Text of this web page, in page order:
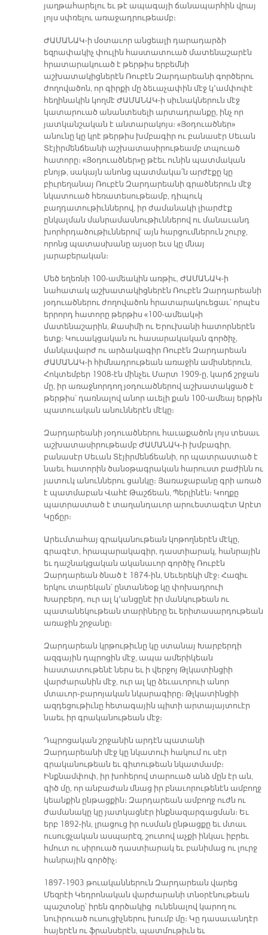
յաղթահարելու եւ թէ ապագայի ճանապարհին վրայ
լոյս սփռելու առաջադրութեամբ։
ԺԱՄԱՆԱԿ-ի մօտաւոր անցեալի դարադարձի
եզրափակիչ փուլին հաստատուած մատենաշարէն
հրատարակուած է թերթիս երբեմնի
աշխատակիցներէն Ռուբէն Զարդարեանի գործերու
ժողովածոն, որ գիրքի մը ձեւաչափին մէջ կ՚ամփոփէ
հեղինակին կողմէ ԺԱՄԱՆԱԿ-ի սիւնակներուն մէջ
կատարուած անանտեսելի արտադրանքը, ինչ որ
յատկանշական է անտարակոյս։ «Յօդուածներ»
անունը կը կրէ թերթիս խմբագիր ու բանասէր Սեւան
Տէյիրմենճեանի աշխատասիրութեամբ տպուած
հատորը։ «Յօդուածներ»ը թէեւ ունին պատմական
բնոյթ, սակայն անոնց պատմակա՛ն արժէքը կը
բիւրեղանայ Ռուբէն Զարդարեանի գրածներուն մէջ
նկատուած հեռատեսութեամբ, դիպուկ
բաղդատութիւններով, իր ժամանակի լիարժէք
ընկալման մանրամասնութիւններով ու մանաւանդ
խորհրդածութիւններով՝ այն հարցումներուն շուրջ,
որոնց պատասխանը այսօր եւս կը մնայ
յարաբերական։
Մեծ եղեռնի 100-ամեակին առթիւ, ԺԱՄԱՆԱԿ-ի
նահատակ աշխատակիցներէն Ռուբէն Զարդարեանի
յօդուածներու ժողովածոն հրատարակուեցաւ՝ որպէս
երրորդ հատորը թերթիս «100-ամեակ»ի
մատենաշարին, Քասիմի ու Երուխանի հատորներէն
ետք։ Կուսակցական ու հասարակական գործիչ,
մանկավարժ ու արձակագիր Ռուբէն Զարդարեան
ԺԱՄԱՆԱԿ-ի հիմնադրութեան առաջին ամիսներուն,
Հոկտեմբեր 1908-էն մինչեւ Մարտ 1909-ը, կարճ շրջան
մը, իր առաջնորդող յօդուածներով աշխատակցած է
թերթիս՝ դառնալով անոր աւելի քան 100-ամեայ երթին
պատուական անուններէն մէկը։
Զարդարեանի յօդուածներու հաւաքածոն լոյս տեսաւ
աշխատասիրութեամբ ԺԱՄԱՆԱԿ-ի խմբագիր,
բանասէր Սեւան Տէյիրմենճեանի, որ պատրաստած է
նաեւ հատորին ծանօթագրական հարուստ բաժինն ու
յատուկ անուններու ցանկը։ Յառաջաբանը գրի առած
է պատմաբան Վահէ Թաշճեան, Պերլինէն։ Կողքը
պատրաստած է տաղանդաւոր արուեստագէտ Արէտ
Կըճըր։
Արեւմտահայ գրականութեան կոթողներէն մէկը,
գրագէտ, հրապարակագիր, դաստիարակ, հանրային
եւ դաշնակցական ականաւոր գործիչ Ռուբէն
Զարդարեան ծնած է 1874-ին, Սեւերեկի մէջ։ Հազիւ
երկու տարեկան՝ ընտանեօք կը փոխադրուի
Խարբերդ, ուր ալ կ՚անցընէ իր մանկութեան ու
պատանեկութեան տարիները եւ երիտասարդութեան
առաջին շրջանը։
Զարդարեան կրթութիւնը կը ստանայ Խարբերդի
ազգային դպրոցին մէջ, ապա ամերիկեան
հաստատութենէ ներս եւ ի վերջոյ Թլկատինցիի
վարժարանին մէջ, ուր ալ կը ձեւաւորուի անոր
մտաւոր֊բարոյական նկարագիրը։ Թլկատինցիի
ազդեցութիւնը հետագային պիտի արտայայտուէր
նաեւ իր գրականութեան մէջ։
Դպրոցական շրջանին արդէն պատանի
Զարդարեանի մէջ կը նկատուի հակում ու սէր
գրականութեան եւ գիտութեան նկատմամբ։
Ինքնամփոփ, իր խոհերով տարուած անձ մըն էր ան,
գիծ մը, որ անբաժան մնաց իր բնաւորութենէն ամբողջ
կեանքին ընթացքին։ Զարդարեան ամբողջ ուժն ու
ժամանակը կը յատկացնէր ինքնազարգացման։ Եւ
երբ 1892-ին, լրացուց իր ուսման ընթացքը եւ մտաւ
ուսուցչական ասպարէզ, շուտով աչքի ինկաւ իբրեւ
հմուտ ու սիրուած դաստիարակ եւ բանիմաց ու լուրջ
հանրային գործիչ։
1897-1903 թուականներուն Զարդարեան վարեց
Մեզրէի Կեդրոնական վարժարանի տնօրէնութեան
պաշտօնը՝ իրեն գործակից ունենալով կարող ու
նուիրուած ուսուցիչներու խումբ մը։ Կը դասաւանդէր
հայերէն ու ֆրանսերէն, պատմութիւն եւ